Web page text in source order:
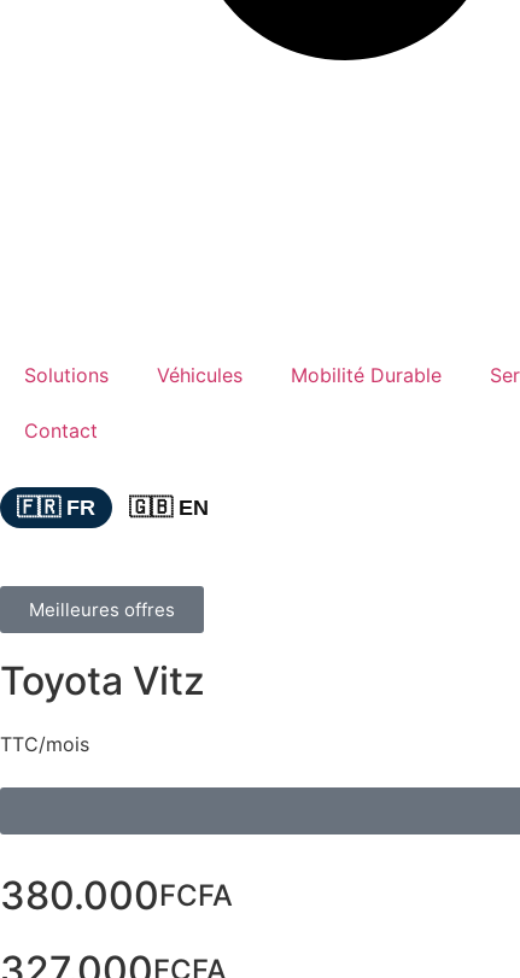
Solutions Véhicules Mobilité Durable
Contact
🇫🇷 FR 🇬🇧 EN
Meilleures offres
Toyota Vitz
TTC/mois
380.000FCFA
FCFA